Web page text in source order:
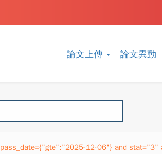
論文上傳 論文異動
pass_date={"gte":"2025-12-06"} and stat="3"